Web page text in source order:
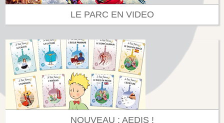
LE PARC EN VIDEO
NOUVEAU : AEDIS !